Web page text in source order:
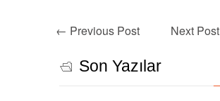
← Previous Post Next Post
Son Yazılar